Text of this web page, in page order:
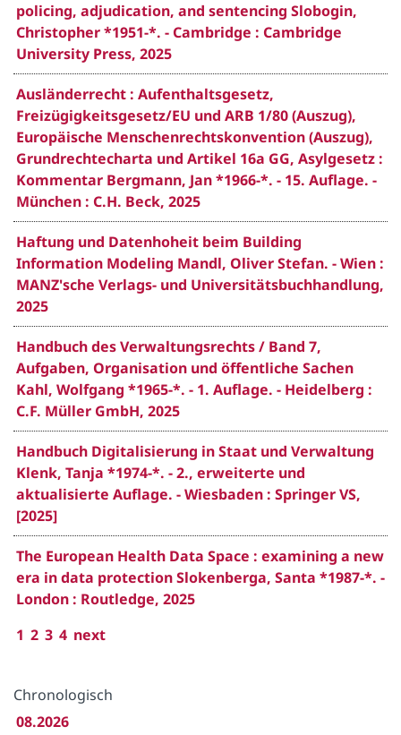
policing, adjudication, and sentencing Slobogin,
Christopher *1951-*. - Cambridge : Cambridge
University Press, 2025
Ausländerrecht : Aufenthaltsgesetz,
Freizügigkeitsgesetz/EU und ARB 1/80 (Auszug),
Europäische Menschenrechtskonvention (Auszug),
Grundrechtecharta und Artikel 16a GG, Asylgesetz :
Kommentar Bergmann, Jan *1966-*. - 15. Auflage. -
München : C.H. Beck, 2025
Haftung und Datenhoheit beim Building
Information Modeling Mandl, Oliver Stefan. - Wien :
MANZ'sche Verlags- und Universitätsbuchhandlung,
2025
Handbuch des Verwaltungsrechts / Band 7,
Aufgaben, Organisation und öffentliche Sachen
Kahl, Wolfgang *1965-*. - 1. Auflage. - Heidelberg :
C.F. Müller GmbH, 2025
Handbuch Digitalisierung in Staat und Verwaltung
Klenk, Tanja *1974-*. - 2., erweiterte und
aktualisierte Auflage. - Wiesbaden : Springer VS,
[2025]
The European Health Data Space : examining a new
era in data protection Slokenberga, Santa *1987-*. -
London : Routledge, 2025
1 2 3 4 next
Chronologisch
08.2026